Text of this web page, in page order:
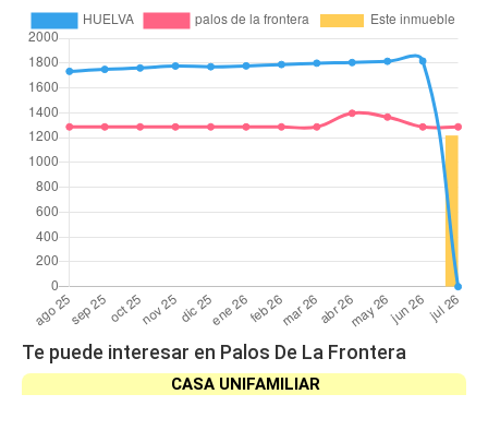
Te puede interesar en Palos De La Frontera
CASA UNIFAMILIAR